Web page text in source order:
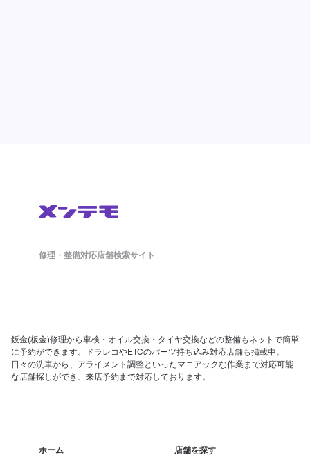
修理・整備対応店舗検索サイト
鈑金(板金)修理から車検・オイル交換・タイヤ交換などの整備もネットで簡単
に予約ができます。ドラレコやETCのパーツ持ち込み対応店舗も掲載中。
日々の洗車から、アライメント調整といったマニアックな作業まで対応可能
な店舗探しができ、来店予約まで対応しております。
ホーム 店舗を探す